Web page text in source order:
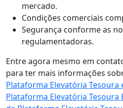
mercado.
Condições comerciais
Segurança conforme as
regulamentadoras.
Entre agora mesmo em
para ter mais informações
Plataforma Elevatória Tesoura
Plataforma Elevatória Tesoura